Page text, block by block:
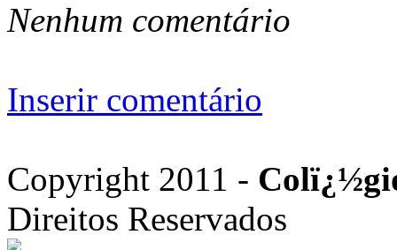
Nenhum comentário
Inserir comentário
Copyright 2011 -
Direitos Reservados